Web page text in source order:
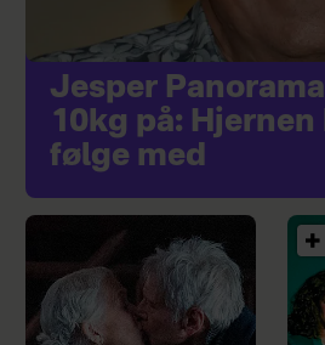
Jesper
10kg på:
følge med